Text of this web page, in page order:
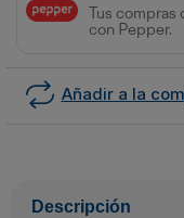
Tus
con Pepper.
Añadir a la
Descripción